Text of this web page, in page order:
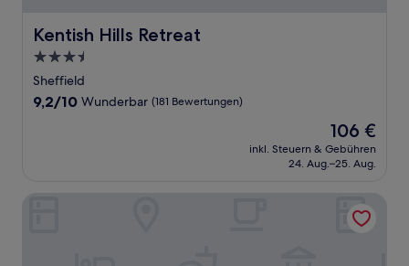
Kentish Hills Retreat
Kentish Hills Retreat
3.5-
Sterne-
Unterkunft
Sheffield
9.2
9,2/10 Wunderbar (181 Bewertungen)
Der
Preis
beträgt
106 €
inkl. Steuern & Gebühren
24. Aug.–25. Aug.